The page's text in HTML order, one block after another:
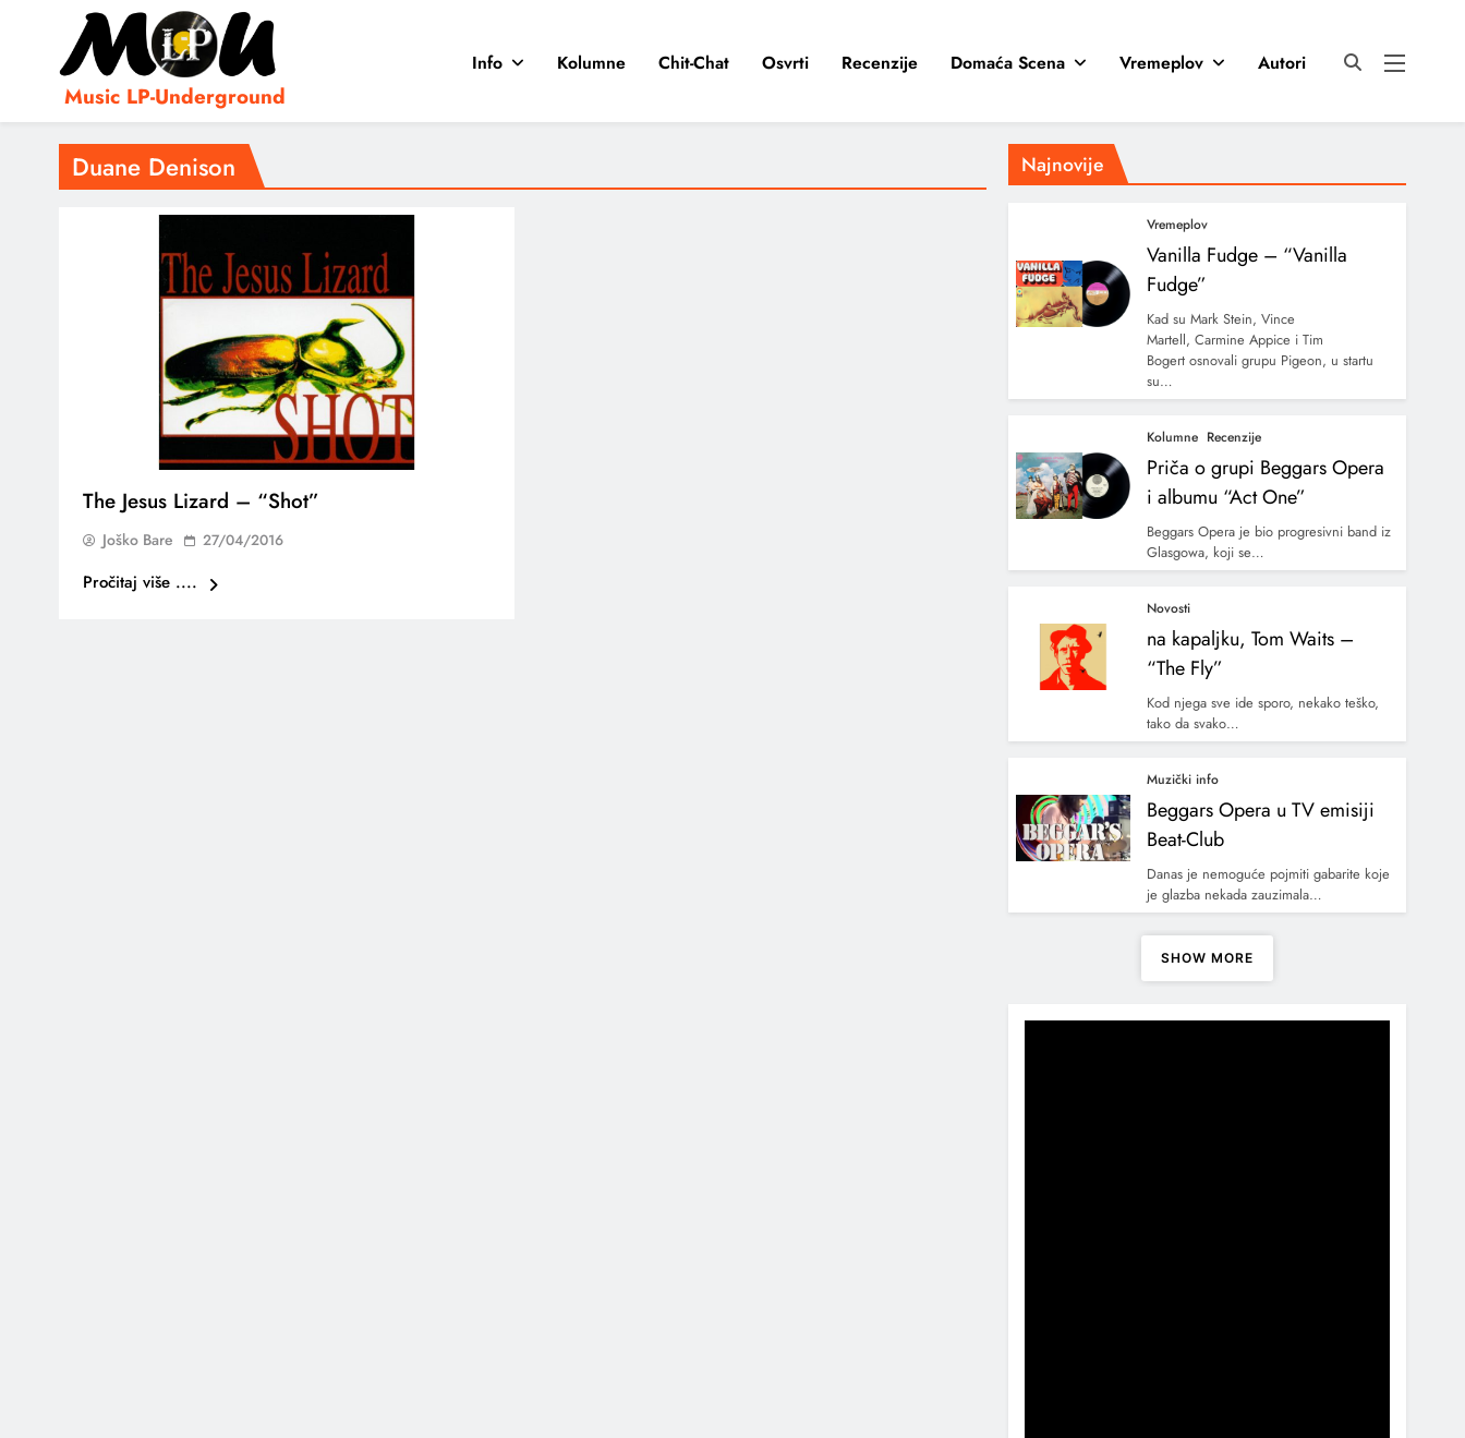
Music LP-Underground
Info Kolumne Chit-Chat Osvrti Recenzije Domaća Scena Vremeplov Autori
Duane Denison
The Jesus Lizard – “Shot”
Joško Bare 27/04/2016
Pročitaj više ....
Najnovije
Vremeplov
Vanilla Fudge – “Vanilla
Fudge”
Kad su Mark Stein, Vince
Martell, Carmine Appice i Tim
Bogert osnovali grupu Pigeon, u startu
su…
Kolumne Recenzije
Priča o grupi Beggars Opera
i albumu “Act One”
Beggars Opera je bio progresivni band iz
Glasgowa, koji se…
Novosti
na kapaljku, Tom Waits –
“The Fly”
Kod njega sve ide sporo, nekako teško,
tako da svako…
Muzički info
Beggars Opera u TV emisiji
Beat-Club
Danas je nemoguće pojmiti gabarite koje
je glazba nekada zauzimala…
SHOW MORE